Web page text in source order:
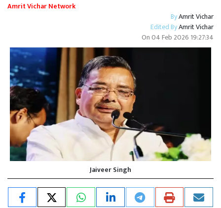
Amrit Vichar Network
ByAmrit Vichar
Edited ByAmrit Vichar
On04 Feb 2026 19:27:34
Jaiveer Singh